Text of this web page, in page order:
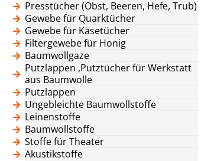
Presstücher (Obst, Beeren, Hefe, Trub)
Gewebe für Quarktücher
Gewebe für Käsetücher
Filtergewebe für Honig
Baumwollgaze
Putzlappen ,Putztücher für Werkstatt
aus Baumwolle
Putzlappen
Ungebleichte Baumwollstoffe
Leinenstoffe
Baumwollstoffe
Stoffe für Theater
Akustikstoffe